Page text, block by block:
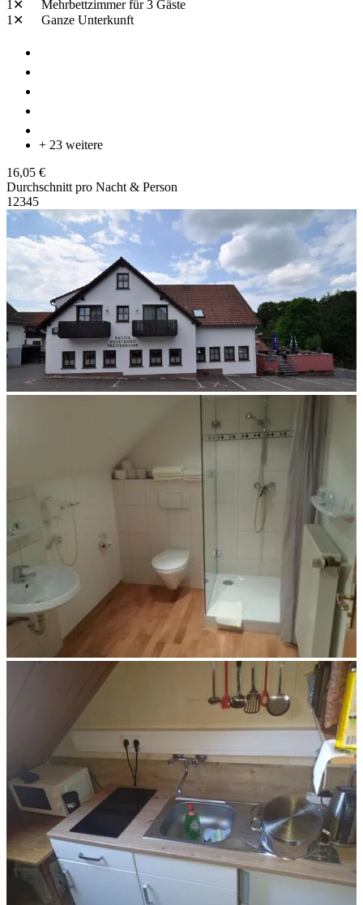
1✕ Mehrbettzimmerfür 3 Gäste
1✕
Ganze Unterkunft
+ 23 weitere
16,05 €
Durchschnitt pro Nacht & Person
1 2345